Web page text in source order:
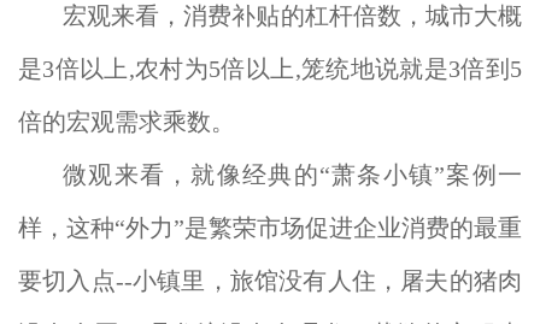
宏观来看，消费补贴的杠杆倍数，城市大概
是3倍以上,农村为5倍以上,笼统地说就是3倍到5
倍的宏观需求乘数。
微观来看，就像经典的“萧条小镇”案例一
样，这种“外力”是繁荣市场促进企业消费的最重
要切入点--小镇里，旅馆没有人住，屠夫的猪肉